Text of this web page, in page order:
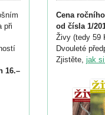
při
16.–
Cena
od čísla 1/
Živy (tedy 59
Dvouleté
Zjistěte, jak